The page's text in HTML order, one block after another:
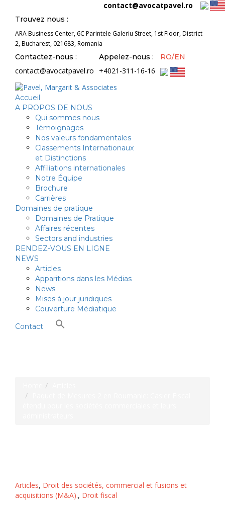
contact@avocatpavel.ro
Trouvez nous :
ARA Business Center, 6C Parintele Galeriu Street, 1st Floor, District
2, Bucharest, 021683, Romania
Contactez-nous :
contact@avocatpavel.ro
Appelez-nous :
+4021-311-16-16
RO/EN
Accueil
A PROPOS DE NOUS
Qui sommes nous
Témoignages
Nos valeurs fondamentales
Classements Internationaux
et Distinctions
Affiliations internationales
Notre Équipe
Brochure
Carrières
Domaines de pratique
Domaines de Pratique
Affaires récentes
Sectors and industries
RENDEZ-VOUS EN LIGNE
NEWS
Articles
Apparitions dans les Médias
News
Mises à jour juridiques
Couverture Médiatique
Contact
Articles, Droit des sociétés, commercial et fusions et
acquisitions (M&A)., Droit fiscal